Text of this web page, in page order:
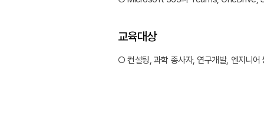
교육대상
○ 컨설팅, 과학 종사자, 연구개발, 엔지니